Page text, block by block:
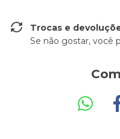
Trocas e
Se não gostar, você